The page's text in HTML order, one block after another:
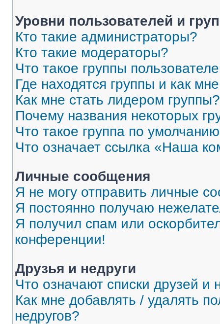
Уровни пользователей и
Кто такие администраторы?
Кто такие модераторы?
Что такое группы
Где находятся группы и как
Как мне стать лидером группы?
Почему названия некоторых
Что такое группа по
Что означает ссылка «Наша
Личные сообщения
Я не могу отправить личные
Я постоянно получаю
Я получил спам или
конференции!
Друзья и недруги
Что означают списки друзей и
Как мне добавлять / удалять
недругов?